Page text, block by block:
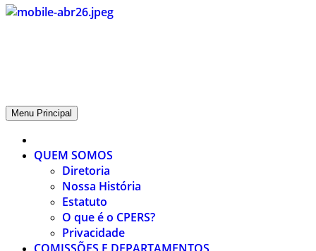
CPERS – Sindicato
CPERS – Sindicato dos Professores e Funcionários de escola do
Menu Principal
QUEM SOMOS
Diretoria
Nossa História
Estatuto
O que é o CPERS?
Privacidade